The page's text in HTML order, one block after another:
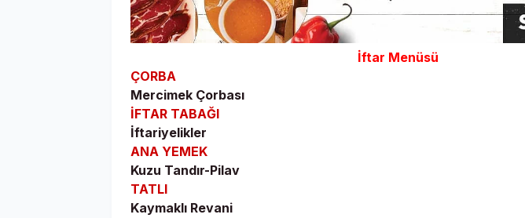
İftar Menüsü
ÇORBA
Mercimek Çorbası
İFTAR TABAĞI
İftariyelikler
ANA YEMEK
Kuzu Tandır-Pilav
TATLI
Kaymaklı Revani